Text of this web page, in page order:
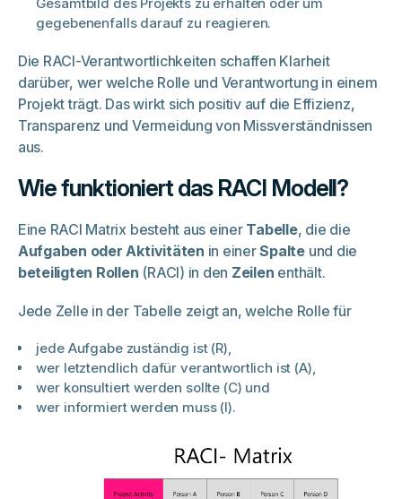
gegebenenfalls darauf zu reagieren.
Die RACI-Verantwortlichkeiten schaffen Klarheit
darüber, wer welche Rolle und Verantwortung in einem
Projekt trägt. Das wirkt sich positiv auf die Effizienz,
Transparenz und Vermeidung von Missverständnissen
aus.
Wie funktioniert das RACI Modell?
Eine RACI Matrix besteht aus einer Tabelle, die die
Aufgaben oder Aktivitäten in einerSpalte und die
beteiligten Rollen (RACI) in den Zeilen enthält.
Jede Zelle in der Tabelle zeigt an, welche Rolle für
jede Aufgabe zuständig ist (R),
wer letztendlich dafür verantwortlich ist (A),
wer konsultiert werden sollte (C) und
wer informiert werden muss (I).